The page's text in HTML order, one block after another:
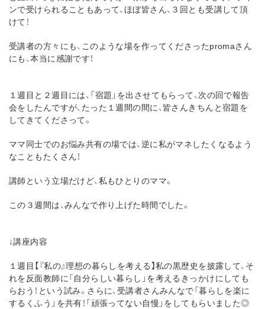
ンで受けられることもあって、ほぼ皆さん、３回とも受講して頂
けて！
受講者の方々にも、このような場を作ってくださったpromaさん
にも、本当に感謝です！
１週目と２週目には、「宿題」を出させてもらって、次の回で報告
会をしたんですが、たった１週間の間に、皆さんきちんと宿題を
してきてくださって。
ママ同士でのお悩み共有の場では、逆に私がマネしたくなるよう
なこともたくさん！
講師という立場だけど、私もひとりのママ。
この３週間は、みんなで作り上げた時間でした。
↓講座内容
１週目【『私の』理想の暮らしを考える】私の黒歴史を披露して、そ
れを反面教師に「自分らしい暮らし」を考えるきっかけにしても
らおう！という試み。さらに、受講者さんみんなで「暮らしを楽に
するくふう」を共有！「頑張ってない自慢」をしてもらいました◎